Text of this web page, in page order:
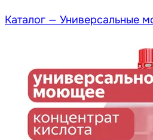
Каталог — Универсальные